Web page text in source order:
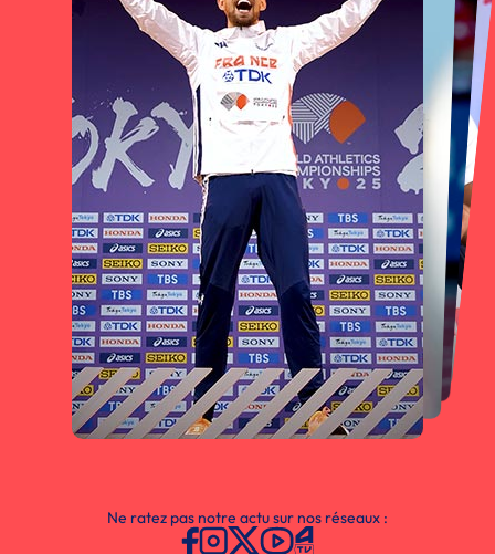
Ne ratez pas notre actu sur nos réseaux :